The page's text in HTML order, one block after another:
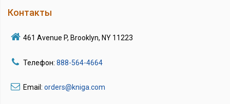
Контакты
461 Avenue P, Brooklyn, NY 11223
Телефон: 888-564-4664
Email: orders@kniga.com